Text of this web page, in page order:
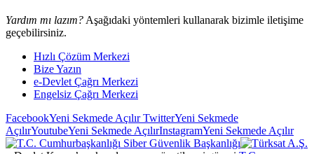
Yardım mı lazım? Aşağıdaki yöntemleri kullanarak bizimle iletişime
geçebilirsiniz.
Hızlı Çözüm Merkezi
Bize Yazın
e-Devlet Çağrı Merkezi
Engelsiz Çağrı Merkezi
FacebookYeni Sekmede AçılırTwitterYeni Sekmede
AçılırYoutubeYeni Sekmede AçılırInstagramYeni Sekmede Açılır